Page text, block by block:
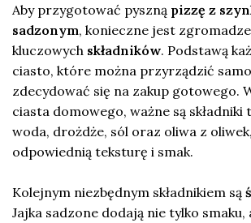
Aby przygotować pyszną pizzę z
sadzonym, konieczne jest
kluczowych składników. Podstawą
ciasto, które można przyrządzić
zdecydować się na zakup gotowego.
ciasta domowego, ważne są składniki
woda, drożdże, sól oraz oliwa z
odpowiednią teksturę i smak.
Kolejnym niezbędnym składnikiem są
Jajka sadzone dodają nie tylko